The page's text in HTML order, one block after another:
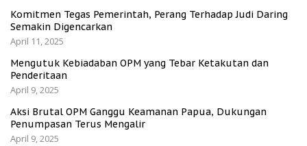
Komitmen Tegas Pemerintah, Perang Terhadap Judi Daring
Semakin Digencarkan
April 11, 2025
Mengutuk Kebiadaban OPM yang Tebar Ketakutan dan
Penderitaan
April 9, 2025
Aksi Brutal OPM Ganggu Keamanan Papua, Dukungan
Penumpasan Terus Mengalir
April 9, 2025